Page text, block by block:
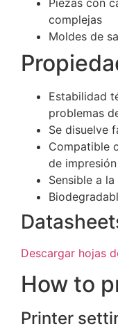
complejas
Moldes de
Estabilidad
problemas
Se disuelve
Compatible
de impresión
Sensible a
Descargar hojas
How to
Printer